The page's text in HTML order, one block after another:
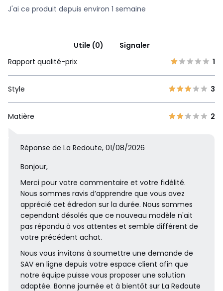
J'ai ce produit depuis environ 1 semaine
Utile (0)
Signaler
Rapport qualité-prix
1
Style 3
Matière 2
Réponse de La Redoute, 01/08/2026
Bonjour,
Merci pour votre commentaire et votre fidélité.
Nous sommes ravis d’apprendre que vous avez
apprécié cet édredon sur la durée. Nous sommes
cependant désolés que ce nouveau modèle n'ait
pas répondu à vos attentes et semble différent de
votre précédent achat.
Nous vous invitons à soumettre une demande de
SAV en ligne depuis votre espace client afin que
notre équipe puisse vous proposer une solution
adaptée. Bonne journée et à bientôt sur La Redoute